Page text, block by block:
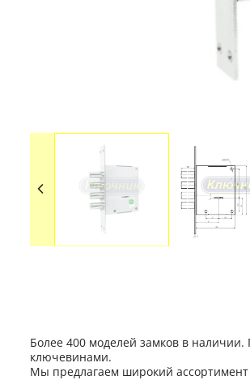
Более 400 моделей замков в
ключевинами.
Мы предлагаем широкий